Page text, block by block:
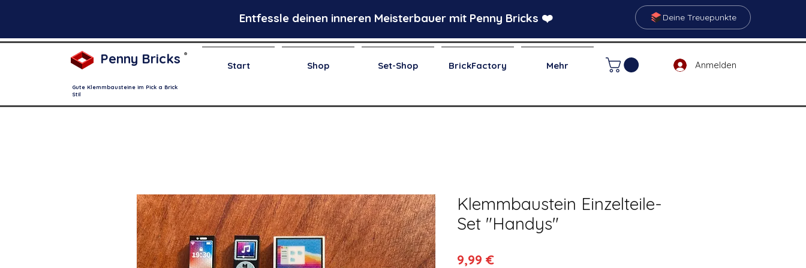
Entfessle deinen inneren Meisterbauer mit Penny Bricks ❤️ Deine Treuepunkte
Penny Bricks ®
Start Shop Set-Shop BrickFactory Mehr Anmelden
Gute Klemmbausteine im Pick a Brick
Stil
Klemmbaustein Einzelteile-
Set "Handys"
9,99 €Preis